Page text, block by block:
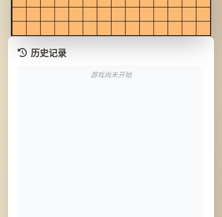
历史记录
游戏尚未开始